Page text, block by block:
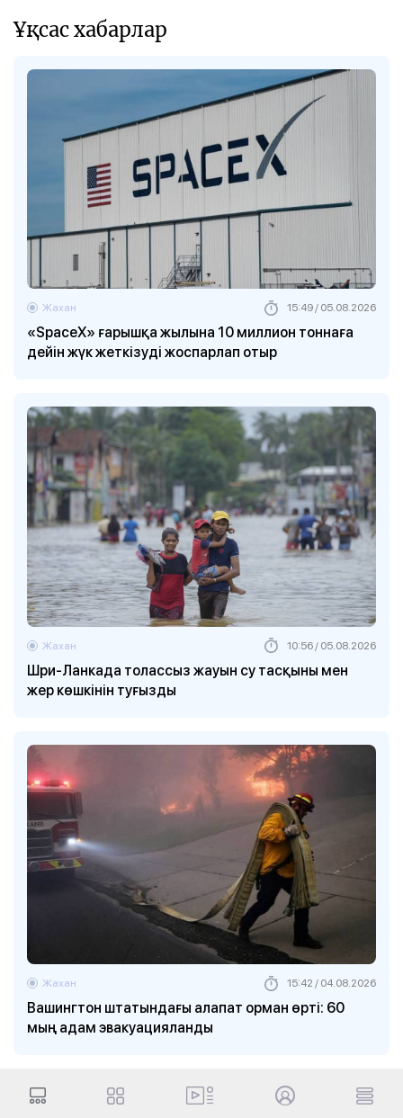
Ұқсас хабарлар
«SpaceX» ғарышқа жылына 10 миллион тоннаға
дейін жүк жеткізуді жоспарлап отыр
Жахан 15:49 / 05.08.2026
Шри-Ланкада толассыз жауын су тасқыны мен
жер көшкінін туғызды
Жахан 10:56 / 05.08.2026
Вашингтон штатындағы алапат орман өрті: 60
мың адам эвакуацияланды
Жахан 15:42 / 04.08.2026